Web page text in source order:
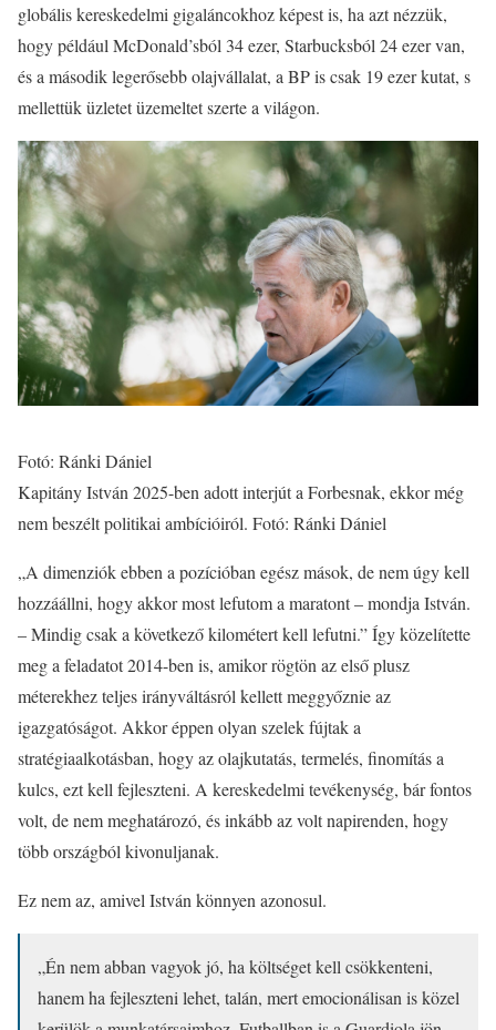
globális kereskedelmi gigaláncokhoz képest is, ha azt nézzük,
hogy például McDonald’sból 34 ezer, Starbucksból 24 ezer van,
és a második legerősebb olajvállalat, a BP is csak 19 ezer kutat, s
mellettük üzletet üzemeltet szerte a világon.
Fotó: Ránki Dániel
Kapitány István 2025-ben adott interjút a Forbesnak, ekkor még
nem beszélt politikai ambícióiról. Fotó: Ránki Dániel
„A dimenziók ebben a pozícióban egész mások, de nem úgy kell
hozzáállni, hogy akkor most lefutom a maratont – mondja István.
– Mindig csak a következő kilométert kell lefutni.” Így közelítette
meg a feladatot 2014-ben is, amikor rögtön az első plusz
méterekhez teljes irányváltásról kellett meggyőznie az
igazgatóságot. Akkor éppen olyan szelek fújtak a
stratégiaalkotásban, hogy az olajkutatás, termelés, finomítás a
kulcs, ezt kell fejleszteni. A kereskedelmi tevékenység, bár fontos
volt, de nem meghatározó, és inkább az volt napirenden, hogy
több országból kivonuljanak.
Ez nem az, amivel István könnyen azonosul.
„Én nem abban vagyok jó, ha költséget kell csökkenteni,
hanem ha fejleszteni lehet, talán, mert emocionálisan is közel